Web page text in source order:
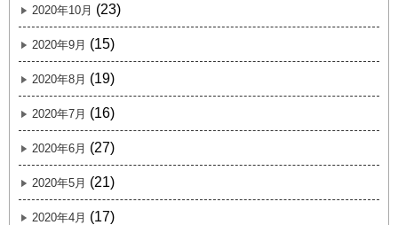
2020年10月 (23)
2020年9月 (15)
2020年8月 (19)
2020年7月 (16)
2020年6月 (27)
2020年5月 (21)
2020年4月 (17)